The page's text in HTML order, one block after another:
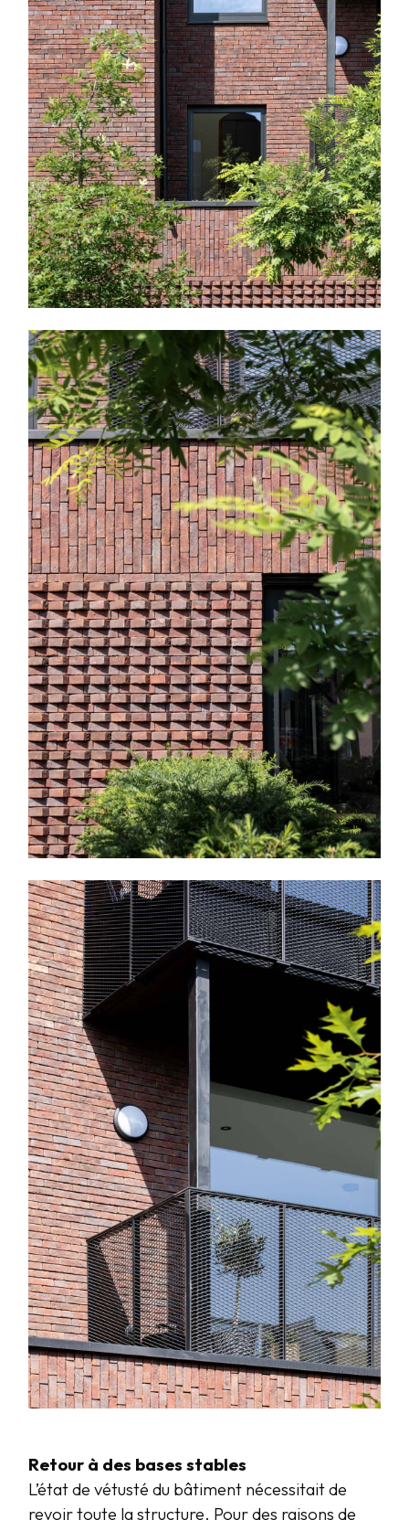
Retour à des bases stables
L’état de vétusté du bâtiment nécessitait de
revoir toute la structure. Pour des raisons de